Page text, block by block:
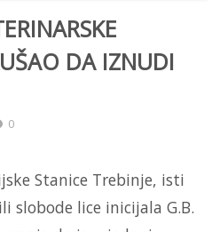
DA IZNUDI
0
Stanice Trebinje, isti
slobode lice inicijala G.B.